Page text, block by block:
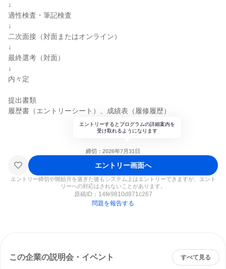
↓
適性検査・筆記検査
↓
二次面接（対面またはオンライン）
↓
最終選考（対面）
↓
内々定
提出書類
履歴書（エントリーシート）、成績表（履修履歴）
エントリーするとプログラムの詳細案内を
受け取れるようになります
締切：2026年7月31日
エントリー画面へ
エントリー締切や開始月を過ぎた後もシステム上はエントリーできますが、エント
リーへの対応はされないことがあります。
原稿ID： 14fe9810d871c267
問題を報告する
この企業の説明会・イベント すべて見る